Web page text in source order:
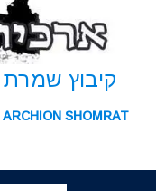
קיבוץ שמרת KIBBUTZ SHOMRAT